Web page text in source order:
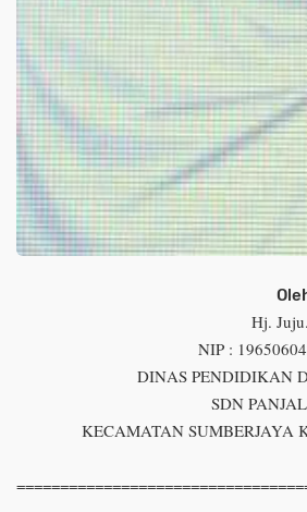
Hj.
NIP :
DINAS PENDIDIKAN
SDN
KECAMATAN SUMBERJAYA